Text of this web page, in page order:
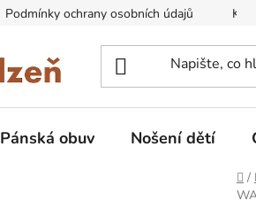
Podmínky ochrany osobních údajů
Pánská obuv Nošení dětí
/